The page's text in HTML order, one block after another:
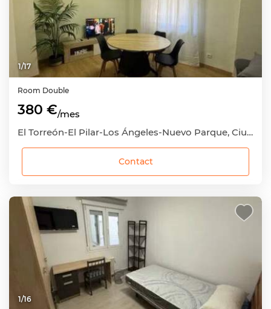
1/17
Room Double
380 €/mes
El Torreón-El Pilar-Los Ángeles-Nuevo Parque, Ciudad Real Capital, Ciudad Real
Contact
1/16